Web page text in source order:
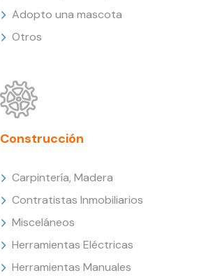
Adopto una mascota
Otros
Construcción
Carpintería, Madera
Contratistas Inmobiliarios
Misceláneos
Herramientas Eléctricas
Herramientas Manuales